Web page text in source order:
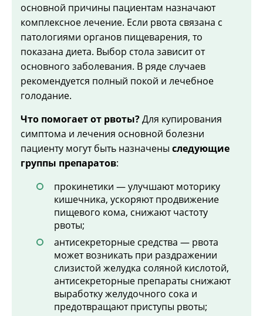
основной причины пациентам назначают
комплексное лечение. Если рвота связана с
патологиями органов пищеварения, то
показана диета. Выбор стола зависит от
основного заболевания. В ряде случаев
рекомендуется полный покой и лечебное
голодание.
Что помогает от рвоты?Для купирования
симптома и лечения основной болезни
пациенту могут быть назначены следующие
группы препаратов:
прокинетики — улучшают моторику
кишечника, ускоряют продвижение
пищевого кома, снижают частоту
рвоты;
антисекреторные средства — рвота
может возникать при раздражении
слизистой желудка соляной кислотой,
антисекреторные препараты снижают
выработку желудочного сока и
предотвращают приступы рвоты;